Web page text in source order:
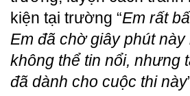
kiện tại trường “Em rất
Em đã chờ giây phút
không thể tin nổi, nhưng
đã dành cho cuộc thi này